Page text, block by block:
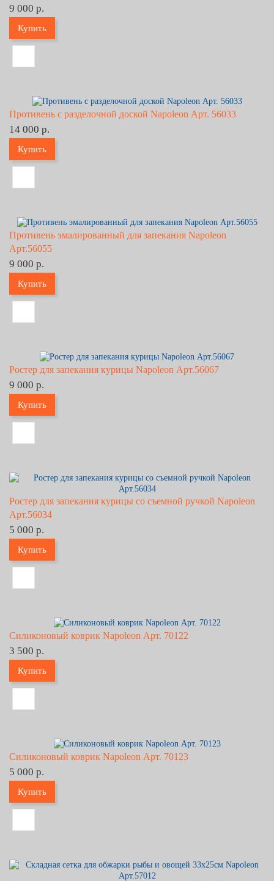
9 000 р.
Купить
Противень с разделочной доской Napoleon Арт. 56033
14 000 р.
Купить
Противень эмалированный для запекания Napoleon
Арт.56055
9 000 р.
Купить
Ростер для запекания курицы Napoleon Арт.56067
9 000 р.
Купить
Ростер для запекания курицы со съемной ручкой Napoleon
Арт.56034
5 000 р.
Купить
Силиконовый коврик Napoleon Арт. 70122
3 500 р.
Купить
Силиконовый коврик Napoleon Арт. 70123
5 000 р.
Купить